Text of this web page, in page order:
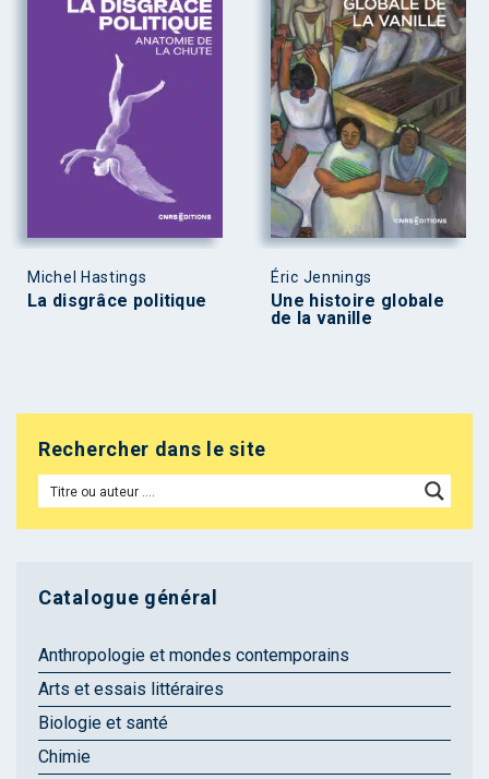
Michel Hastings
La disgrâce politique
Éric Jennings
Une histoire globale
de la vanille
Rechercher dans le site
Catalogue général
Anthropologie et mondes contemporains
Arts et essais littéraires
Biologie et santé
Chimie